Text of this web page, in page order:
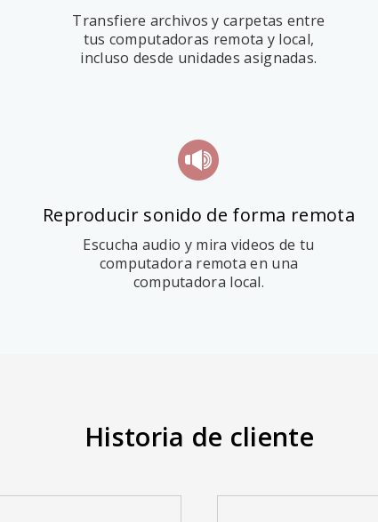
Transfiere archivos y carpetas entre
tus computadoras remota y local,
incluso desde unidades asignadas.
Reproducir sonido de forma remota
Escucha audio y mira videos de tu
computadora remota en una
computadora local.
Historia de cliente